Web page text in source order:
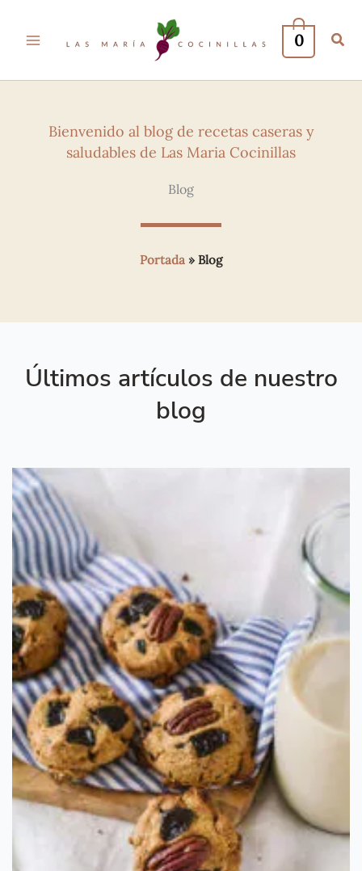
0
Bienvenido al blog de recetas caseras y
saludables de Las Maria Cocinillas
Blog
Portada » Blog
Últimos artículos de nuestro
blog